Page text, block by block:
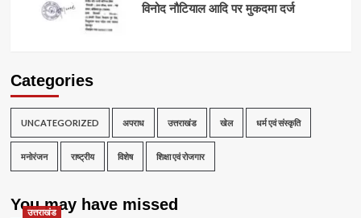
विनोद नौटियाल आदि पर मुकदमा दर्ज
Categories
UNCATEGORIZED अपराध उत्तराखंड खेल धर्म एवं संस्कृति
मनोरंजन राष्ट्रीय विशेष शिक्षा एवं रोजगार
You may have missed
उत्तराखंड